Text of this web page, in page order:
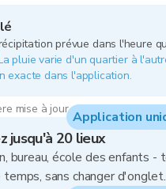
prévue dans l'heure
pluie varie d'un quartier à
exacte dans l'application.
mise à jour : 04:00, 10 Aug
jusqu'à 20 lieux
bureau, école des enfants -
temps, sans changer d'onglet.
Application